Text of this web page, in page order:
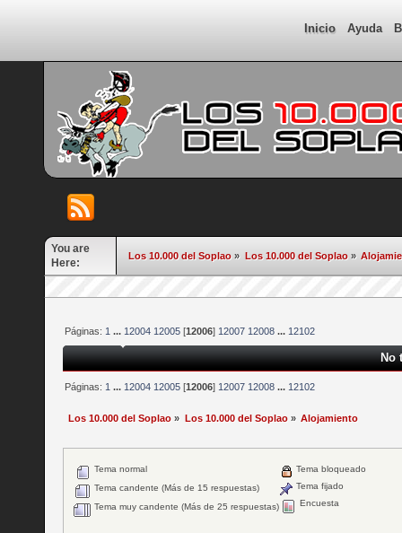
Inicio Ayuda
You are
Here:
Los 10.000 del Soplao » Los 10.000 del Soplao»
Páginas: 1 ... 12004 12005 [12006] 12007 12008 ... 12102
No
Páginas: 1 ... 12004 12005 [12006] 12007 12008 ... 12102
Los 10.000 del Soplao » Los 10.000 del Soplao» Alojamiento
Tema normal
Tema candente (Más de 15 respuestas)
Tema muy candente (Más de 25 respuestas)
Tema bloqueado
Tema fijado
Encuesta